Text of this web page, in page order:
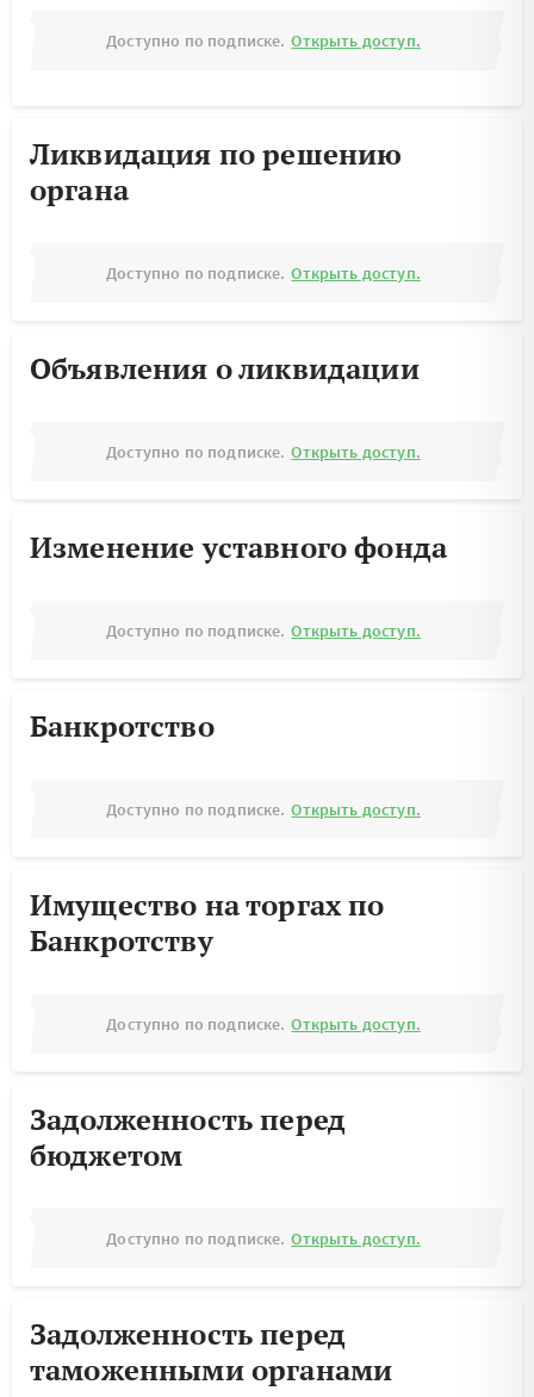
Доступно по подписке. Открыть доступ.
Ликвидация по решению
органа
Доступно по подписке. Открыть доступ.
Объявления о ликвидации
Доступно по подписке. Открыть доступ.
Изменение уставного фонда
Доступно по подписке. Открыть доступ.
Банкротство
Доступно по подписке. Открыть доступ.
Имущество на торгах по
Банкротству
Доступно по подписке. Открыть доступ.
Задолженность перед
бюджетом
Доступно по подписке. Открыть доступ.
Задолженность перед
таможенными органами